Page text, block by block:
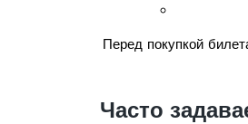
Перед покупкой
Часто